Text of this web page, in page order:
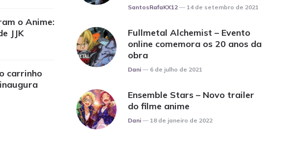
o Anime:
JJK
carrinho
Posted
SantosRafaKX12 14 de setembro de 2021
Fullmetal Alchemist – Evento
online comemora os 20 anos da
obra
Posted
Dani 6 de julho de 2021
Ensemble Stars – Novo trailer
do filme anime
Posted
Dani 18 de janeiro de 2022